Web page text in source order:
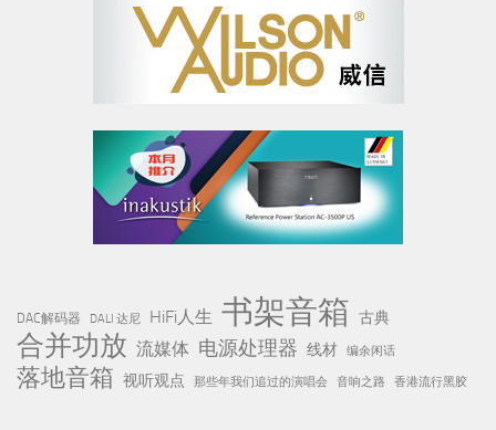
DAC解码器 DALI 达尼 HiFi人生 书架音箱 古典
合并功放 流媒体 电源处理器 线材 编余闲话
落地音箱 视听观点 那些年我们追过的演唱会 音响之路 香港流行黑胶